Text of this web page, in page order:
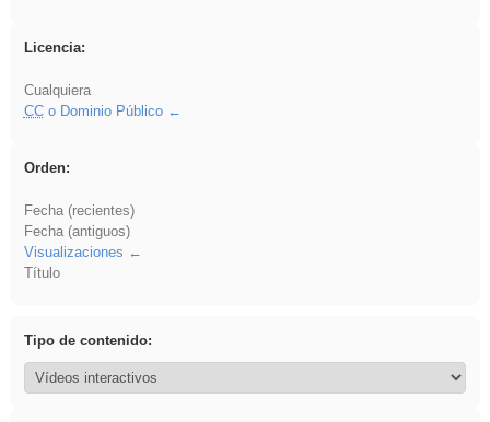
Licencia:
Cualquiera
CCo Dominio Público
Orden:
Fecha (recientes)
Fecha (antiguos)
Visualizaciones
Título
Tipo de contenido: